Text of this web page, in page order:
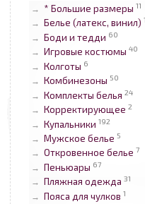
→ * Большие размеры 11
→ Белье (латекс, винил) 1
→ Боди и тедди 60
→ Игровые костюмы 40
→ Колготы 6
→ Комбинезоны 50
→ Комплекты белья 24
→ Корректирующее 2
→ Купальники 192
→ Мужское белье 5
→ Откровенное белье 7
→ Пеньюары 67
→ Пляжная одежда 31
→ Пояса для чулков 1